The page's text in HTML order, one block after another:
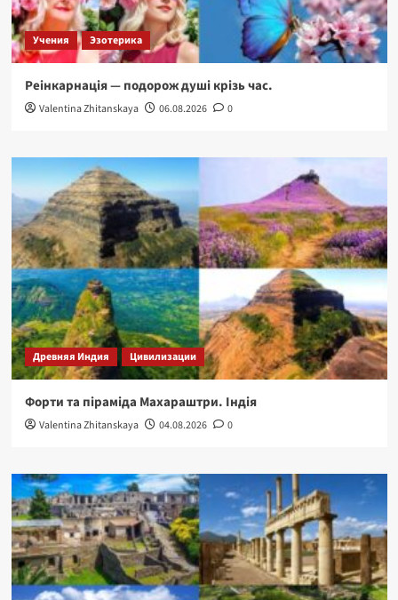
Учения Эзотерика
Реінкарнація — подорож душі крізь час.
Valentina Zhitanskaya 06.08.2026 0
Древняя Индия Цивилизации
Форти та піраміда Махараштри. Індія
Valentina Zhitanskaya 04.08.2026 0